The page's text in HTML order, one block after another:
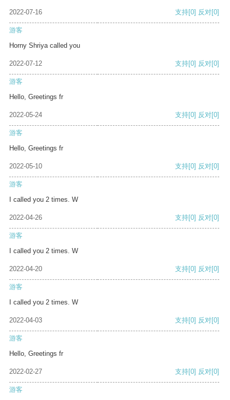
2022-07-16 支持[0] 反对[0]
游客
Horny Shriya called you
2022-07-12 支持[0] 反对[0]
游客
Hello, Greetings fr
2022-05-24 支持[0] 反对[0]
游客
Hello, Greetings fr
2022-05-10 支持[0] 反对[0]
游客
I called you 2 times. W
2022-04-26 支持[0] 反对[0]
游客
I called you 2 times. W
2022-04-20 支持[0] 反对[0]
游客
I called you 2 times. W
2022-04-03 支持[0] 反对[0]
游客
Hello, Greetings fr
2022-02-27 支持[0] 反对[0]
游客